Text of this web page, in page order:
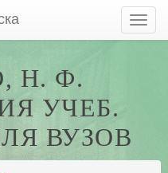
Н. Ф.
УЧЕБ.
ВУЗОВ